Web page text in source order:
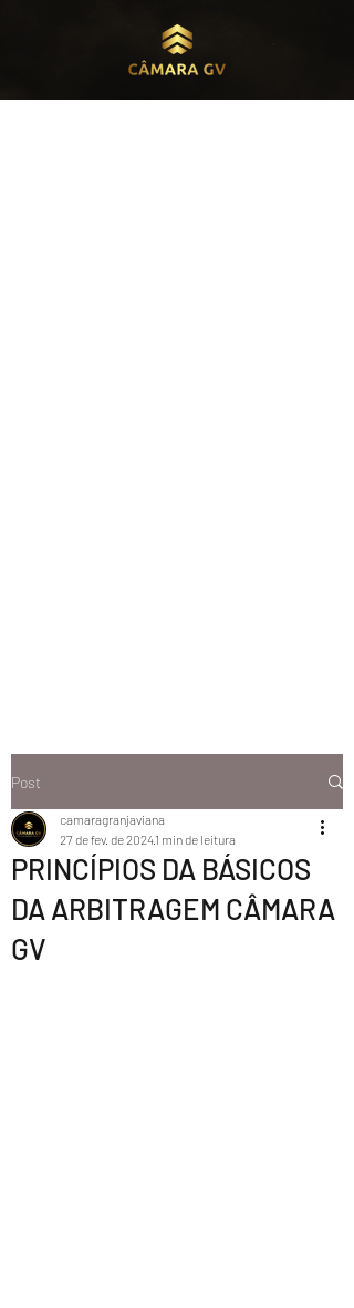
Post
PRINCÍPIOS DA BÁSICOS
DA ARBITRAGEM CÂMARA
GV
camaragranjaviana
27 de fev. de 20241 min de leitura